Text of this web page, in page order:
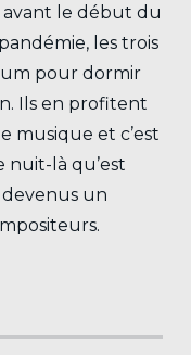
avant le début du
les trois
pour dormir
Ils en profitent
musique et c’est
là qu’est
devenus un